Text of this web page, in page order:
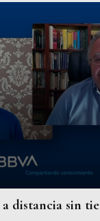
distancia sin